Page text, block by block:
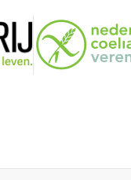
(download)